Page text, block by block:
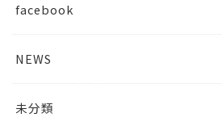
facebook
NEWS
未分類